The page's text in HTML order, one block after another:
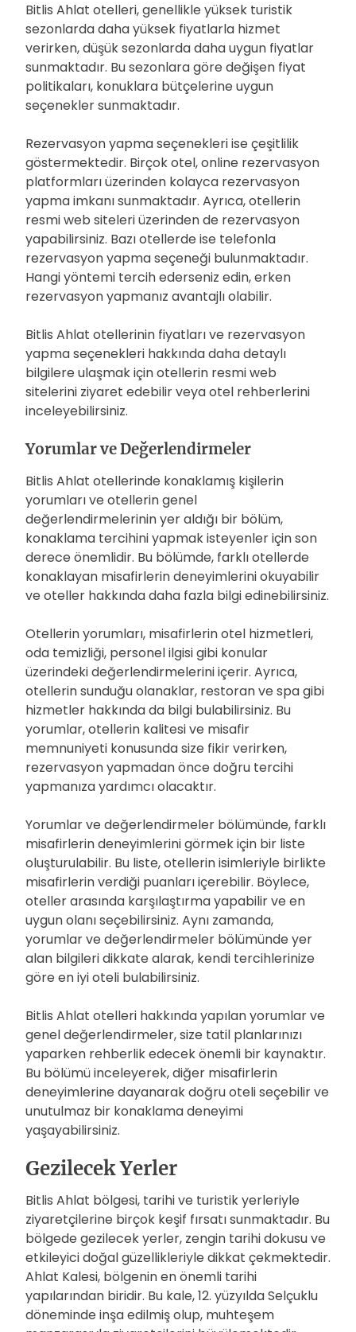
Bitlis Ahlat otelleri, genellikle yüksek turistik
sezonlarda daha yüksek fiyatlarla hizmet
verirken, düşük sezonlarda daha uygun fiyatlar
sunmaktadır. Bu sezonlara göre değişen fiyat
politikaları, konuklara bütçelerine uygun
seçenekler sunmaktadır.
Rezervasyon yapma seçenekleri ise çeşitlilik
göstermektedir. Birçok otel, online rezervasyon
platformları üzerinden kolayca rezervasyon
yapma imkanı sunmaktadır. Ayrıca, otellerin
resmi web siteleri üzerinden de rezervasyon
yapabilirsiniz. Bazı otellerde ise telefonla
rezervasyon yapma seçeneği bulunmaktadır.
Hangi yöntemi tercih ederseniz edin, erken
rezervasyon yapmanız avantajlı olabilir.
Bitlis Ahlat otellerinin fiyatları ve rezervasyon
yapma seçenekleri hakkında daha detaylı
bilgilere ulaşmak için otellerin resmi web
sitelerini ziyaret edebilir veya otel rehberlerini
inceleyebilirsiniz.
Yorumlar ve Değerlendirmeler
Bitlis Ahlat otellerinde konaklamış kişilerin
yorumları ve otellerin genel
değerlendirmelerinin yer aldığı bir bölüm,
konaklama tercihini yapmak isteyenler için son
derece önemlidir. Bu bölümde, farklı otellerde
konaklayan misafirlerin deneyimlerini okuyabilir
ve oteller hakkında daha fazla bilgi edinebilirsiniz.
Otellerin yorumları, misafirlerin otel hizmetleri,
oda temizliği, personel ilgisi gibi konular
üzerindeki değerlendirmelerini içerir. Ayrıca,
otellerin sunduğu olanaklar, restoran ve spa gibi
hizmetler hakkında da bilgi bulabilirsiniz. Bu
yorumlar, otellerin kalitesi ve misafir
memnuniyeti konusunda size fikir verirken,
rezervasyon yapmadan önce doğru tercihi
yapmanıza yardımcı olacaktır.
Yorumlar ve değerlendirmeler bölümünde, farklı
misafirlerin deneyimlerini görmek için bir liste
oluşturulabilir. Bu liste, otellerin isimleriyle birlikte
misafirlerin verdiği puanları içerebilir. Böylece,
oteller arasında karşılaştırma yapabilir ve en
uygun olanı seçebilirsiniz. Aynı zamanda,
yorumlar ve değerlendirmeler bölümünde yer
alan bilgileri dikkate alarak, kendi tercihlerinize
göre en iyi oteli bulabilirsiniz.
Bitlis Ahlat otelleri hakkında yapılan yorumlar ve
genel değerlendirmeler, size tatil planlarınızı
yaparken rehberlik edecek önemli bir kaynaktır.
Bu bölümü inceleyerek, diğer misafirlerin
deneyimlerine dayanarak doğru oteli seçebilir ve
unutulmaz bir konaklama deneyimi
yaşayabilirsiniz.
Gezilecek Yerler
Bitlis Ahlat bölgesi, tarihi ve turistik yerleriyle
ziyaretçilerine birçok keşif fırsatı sunmaktadır. Bu
bölgede gezilecek yerler, zengin tarihi dokusu ve
etkileyici doğal güzellikleriyle dikkat çekmektedir.
Ahlat Kalesi, bölgenin en önemli tarihi
yapılarından biridir. Bu kale, 12. yüzyılda Selçuklu
döneminde inşa edilmiş olup, muhteşem